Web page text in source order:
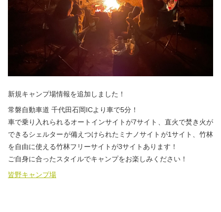
新規キャンプ場情報を追加しました！
常磐自動車道 千代田石岡ICより車で5分！
車で乗り入れられるオートインサイトが7サイト、直火で焚き火が
できるシェルターが備えつけられたミナノサイトが1サイト、竹林
を自由に使える竹林フリーサイトが3サイトあります！
ご自身に合ったスタイルでキャンプをお楽しみください！
皆野キャンプ場